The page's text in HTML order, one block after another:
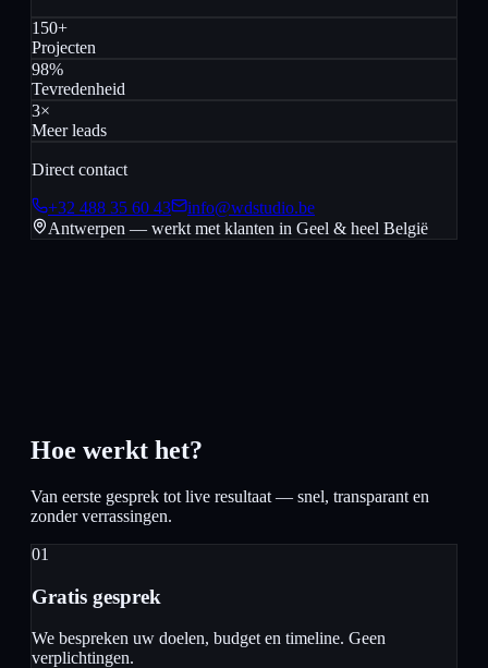
150+
Projecten
98%
Tevredenheid
3×
Meer leads
Direct contact
+32 488 35 60 43
info@wdstudio.be
Antwerpen — werkt met klanten in Geel & heel België
Hoe werkt het?
Van eerste gesprek tot live resultaat — snel, transparant en
zonder verrassingen.
01
Gratis gesprek
We bespreken uw doelen, budget en timeline. Geen
verplichtingen.